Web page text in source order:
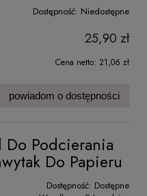
Dostępność: Niedostępne
25,90 zł
Cena netto: 21,06 zł
powiadom o dostępności
Do Podcierania
Do Papieru
Dostępność: Dostępne